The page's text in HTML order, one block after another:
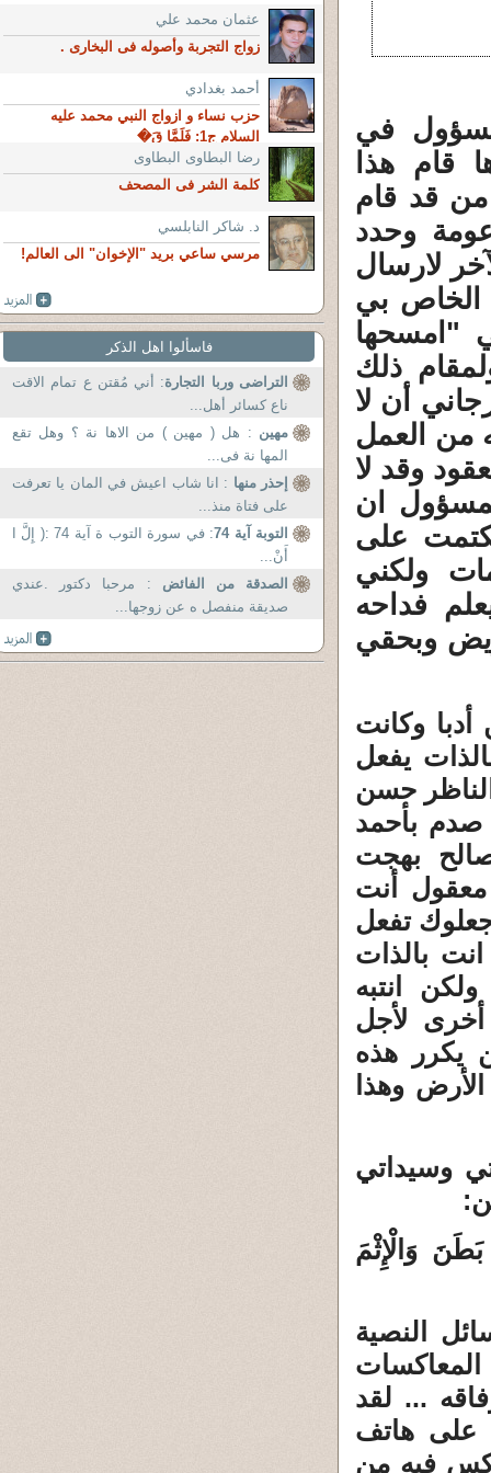
في
قام هذا
من قد قام
وحدد
لارسال
الخاص بي
"امسحها
ذلك
أن لا
من العمل
وقد لا
ان
على
ولكني
فداحه
وبحقي
أدبا وكانت
يفعل
حسن
بأحمد
بهجت
أنت
تفعل
بالذات
انتبه
لأجل
يكرر هذه
وهذا
وسيداتي
وَالْإِثْمَ
النصية
... لقد
على هاتف
فيه من
عثمان محمد علي
زواج التجربة وأصوله فى البخارى .
أحمد بغدادي
حزب نساء و ازواج النبي محمد عليه
السلام ج1: فَلَمَّا قَ�
رضا البطاوى البطاوى
كلمة الشر فى المصحف
د. شاكر النابلسي
مرسي ساعي بريد "الإخوان" الى العالم!
فاسألوا اهل الذكر
التراضى وربا التجارة: أني مُقتن ع تمام الاقت
ناع كسائر أهل...
مهين : هل ( مهين ) من الاها نة ؟ وهل تقع
المها نة فى...
إحذر منها : انا شاب اعيش في المان يا تعرفت
على فتاة منذ...
التوبة آية 74
: في سورة التوب ة آية 74 :( إِلَّ ا
أَنْ...
الصدقة من الفائض : مرحبا دكتور .عندي
صديقة منفصل ه عن زوجها...